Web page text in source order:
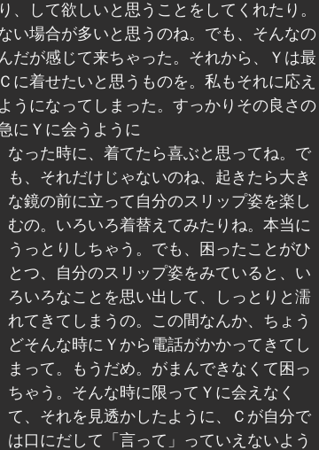
して欲しいと思うことをしてくれたり。
い場合が多いと思うのね。でも、そんなの
だが感じて来ちゃった。それから、Ｙは最
に着せたいと思うものを。私もそれに応え
うになってしまった。すっかりその良さの
にＹに会うように
なった時に、着てたら喜ぶと思ってね。で
も、それだけじゃないのね、起きたら大き
な鏡の前に立って自分のスリップ姿を楽し
むの。いろいろ着替えてみたりね。本当に
うっとりしちゃう。でも、困ったことがひ
とつ、自分のスリップ姿をみていると、い
ろいろなことを思い出して、しっとりと濡
れてきてしまうの。この間なんか、ちょう
どそんな時にＹから電話がかかってきてし
まって。もうだめ。がまんできなくて困っ
ちゃう。そんな時に限ってＹに会えなく
て、それを見透かしたように、Ｃが自分で
は口にだして「言って」っていえないよう